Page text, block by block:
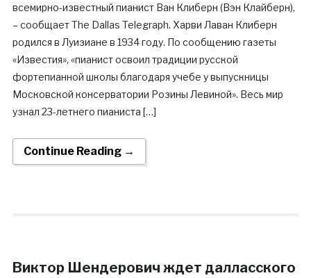
всемирно-известный пианист Ван Клиберн (Вэн Клайберн),
– сообщает The Dallas Telegraph. Харви Лаван Клиберн
родился в Луизиане в 1934 году. По сообщению газеты
«Известия», «пианист освоил традиции русской
фортепианной школы благодаря учебе у выпускницы
Московской консерватории Розины Левиной». Весь мир
узнал 23-летнего пианиста […]
Continue Reading →
Виктор Шендерович ждет далласского